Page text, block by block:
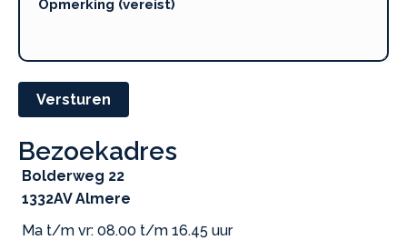
Versturen
Bezoekadres
Bolderweg 22
1332AV Almere
Ma t/m vr: 08.00 t/m 16.45 uur